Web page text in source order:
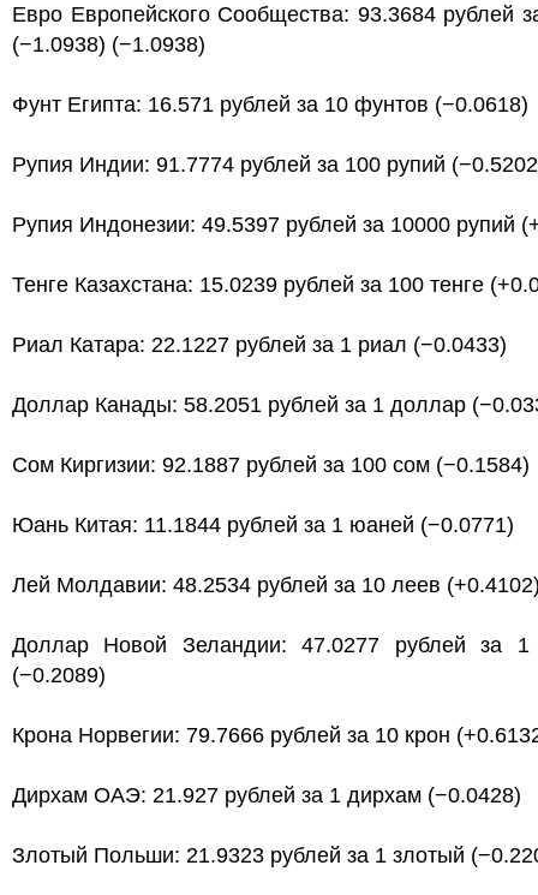
Евро Европейского Сообщества: 93.3684 рублей
(−1.0938) (−1.0938)
Фунт Египта: 16.571 рублей за 10 фунтов (−0.0618)
Рупия Индии: 91.7774 рублей за 100 рупий
Рупия Индонезии: 49.5397 рублей за 10000 рупий
Тенге Казахстана: 15.0239 рублей за 100 тенге
Риал Катара: 22.1227 рублей за 1 риал (−0.0433)
Доллар Канады: 58.2051 рублей за 1 доллар
Сом Киргизии: 92.1887 рублей за 100 сом (−0.1584)
Юань Китая: 11.1844 рублей за 1 юаней (−0.0771)
Лей Молдавии: 48.2534 рублей за 10 леев
Доллар Новой Зеландии: 47.0277 рублей за 1
(−0.2089)
Крона Норвегии: 79.7666 рублей за 10 крон
Дирхам ОАЭ: 21.927 рублей за 1 дирхам (−0.0428)
Злотый Польши: 21.9323 рублей за 1 злотый